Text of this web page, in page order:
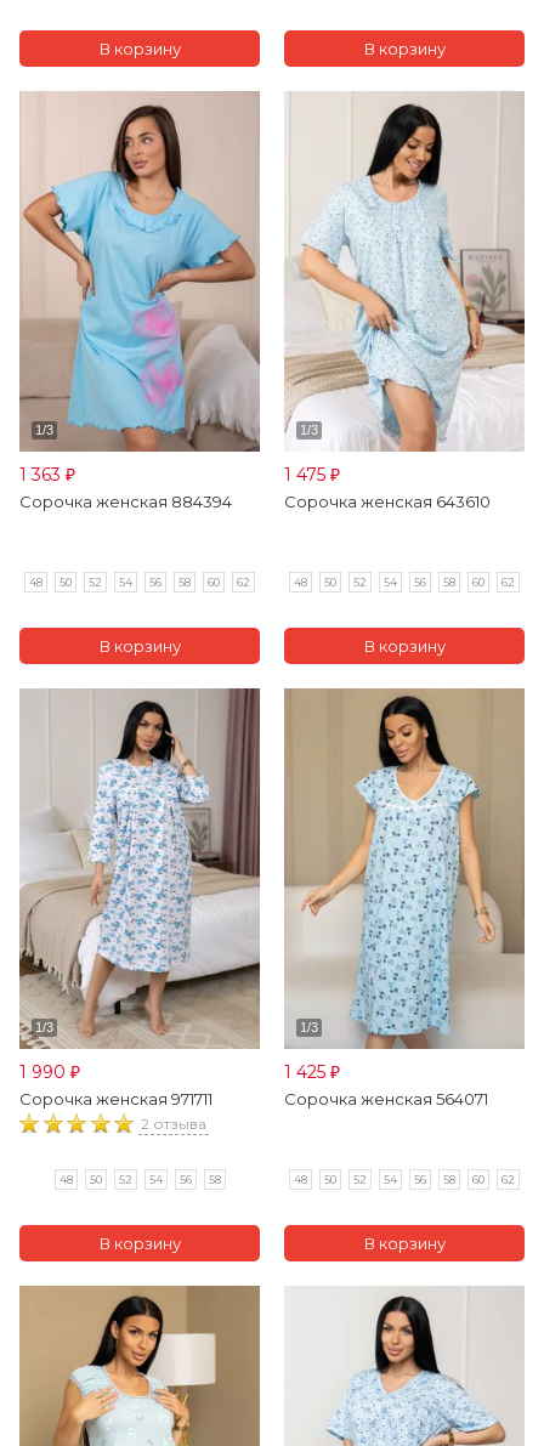
1 363 ₽
Сорочка женская 884394
48 50 52 54 56 58 60 62
1 475 ₽
Сорочка женская 643610
48 50 52 54 56 58 60 62
1 990 ₽
Сорочка женская 971711
2 отзыва
48 50 52 54 56 58
1 425 ₽
Сорочка женская 564071
48 50 52 54 56 58 60 62